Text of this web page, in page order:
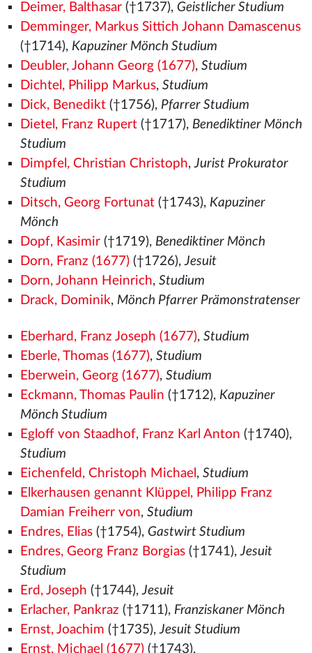
Deimer, Balthasar(†1737), Geistlicher Studium
Demminger, Markus Sittich Johann Damascenus
(†1714), Kapuziner Mönch Studium
Deubler, Johann Georg (1677), Studium
Dichtel, Philipp Markus, Studium
Dick, Benedikt(†1756), Pfarrer Studium
Dietel, Franz Rupert(†1717), Benediktiner Mönch
Studium
Dimpfel, Christian Christoph,Jurist Prokurator
Studium
Ditsch, Georg Fortunat(†1743), Kapuziner
Mönch
Dopf, Kasimir(†1719), Benediktiner Mönch
Dorn, Franz (1677)(†1726),Jesuit
Dorn, Johann Heinrich, Studium
Drack, Dominik, Mönch Pfarrer Prämonstratenser
Eberhard, Franz Joseph (1677), Studium
Eberle, Thomas (1677), Studium
Eberwein, Georg (1677), Studium
Eckmann, Thomas Paulin (†1712), Kapuziner
Mönch Studium
Egloff von Staadhof, Franz Karl Anton (†1740),
Studium
Eichenfeld, Christoph Michael , Studium
Elkerhausen genannt Klüppel, Philipp Franz
Damian Freiherr von, Studium
Endres, Elias(†1754), Gastwirt Studium
Endres, Georg Franz Borgias(†1741),Jesuit
Studium
Erd, Joseph (†1744),Jesuit
Erlacher, Pankraz (†1711), Franziskaner Mönch
Ernst, Joachim (†1735),Jesuit Studium
Ernst, Michael (1677)(†1743),